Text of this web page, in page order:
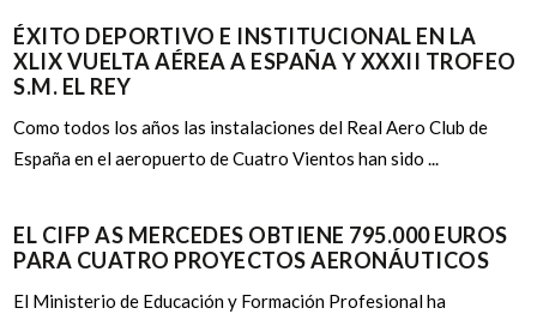
ÉXITO DEPORTIVO E INSTITUCIONAL EN LA
XLIX VUELTA AÉREA A ESPAÑA Y XXXII TROFEO
S.M. EL REY
Como todos los años las instalaciones del Real Aero Club de
España en el aeropuerto de Cuatro Vientos han sido ...
EL CIFP AS MERCEDES OBTIENE 795.000 EUROS
PARA CUATRO PROYECTOS AERONÁUTICOS
El Ministerio de Educación y Formación Profesional ha